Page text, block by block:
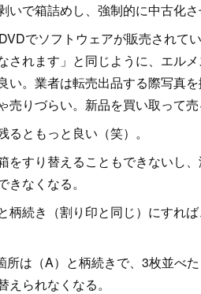
で箱詰めし、強制的に中古化さ
でソフトウェアが販売されて
されます」と同じように、エル
。業者は転売出品する際写真
りづらい。新品を買い取って売
ともっと良い（笑）。
すり替えることもできないし、
なくなる。
続き（割り印と同じ）にすれ
は（A）と柄続きで、3枚並べた
られなくなる。